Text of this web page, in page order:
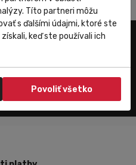
Títo partneri môžu
s ďalšími údajmi, ktoré ste
keď ste používali ich
Povoliť všetko